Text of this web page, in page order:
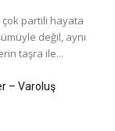
çok partili hayata
değil, aynı
taşra ile...
– Varoluş